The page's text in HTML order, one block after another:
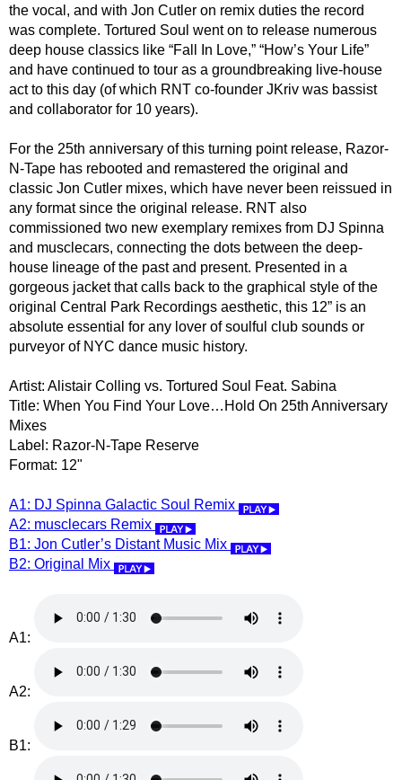
the vocal, and with Jon Cutler on remix duties the record
was complete. Tortured Soul went on to release numerous
deep house classics like “Fall In Love,” “How’s Your Life”
and have continued to tour as a groundbreaking live-house
act to this day (of which RNT co-founder JKriv was bassist
and collaborator for 10 years).
For the 25th anniversary of this turning point release, Razor-
N-Tape has rebooted and remastered the original and
classic Jon Cutler mixes, which have never been reissued in
any format since the original release. RNT also
commissioned two new exemplary remixes from DJ Spinna
and musclecars, connecting the dots between the deep-
house lineage of the past and present. Presented in a
gorgeous jacket that calls back to the graphical style of the
original Central Park Recordings aesthetic, this 12” is an
absolute essential for any lover of soulful club sounds or
purveyor of NYC dance music history.
Artist: Alistair Colling vs. Tortured Soul Feat. Sabina
Title: When You Find Your Love…Hold On 25th Anniversary
Mixes
Label: Razor-N-Tape Reserve
Format: 12"
A1: DJ Spinna Galactic Soul Remix
A2: musclecars Remix
B1: Jon Cutler’s Distant Music Mix
B2: Original Mix
A1:
A2:
B1: